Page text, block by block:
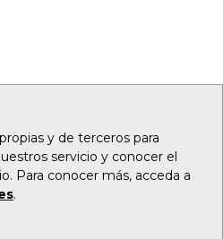
y de terceros para
servicio y conocer el
Para conocer más, acceda a
.